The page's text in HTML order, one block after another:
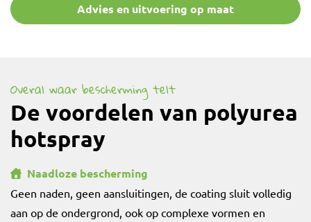
Advies en uitvoering op maat
Overal waar bescherming telt
De voordelen van polyurea
hotspray
Naadloze bescherming
Geen naden, geen aansluitingen, de coating sluit volledig
aan op de ondergrond, ook op complexe vormen en